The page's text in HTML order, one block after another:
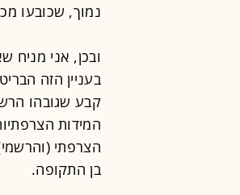
נמוך, שכובעו
ובכן, אני מניח
בעניין הזה
בן התקופה.